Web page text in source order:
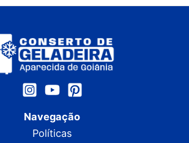
Navegação
Políticas